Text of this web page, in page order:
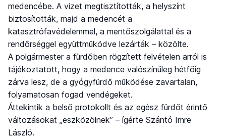
medencébe. A vizet megtisztították, a helyszínt
biztosították, majd a medencét a
katasztrófavédelemmel, a mentőszolgálattal és a
rendőrséggel együttműködve lezárták – közölte.
A polgármester a fürdőben rögzített felvételen arról is
tájékoztatott, hogy a medence valószínűleg hétfőig
zárva lesz, de a gyógyfürdő működése zavartalan,
folyamatosan fogad vendégeket.
Áttekintik a belső protokollt és az egész fürdőt érintő
változásokat „eszközölnek” – ígérte Szántó Imre
László.